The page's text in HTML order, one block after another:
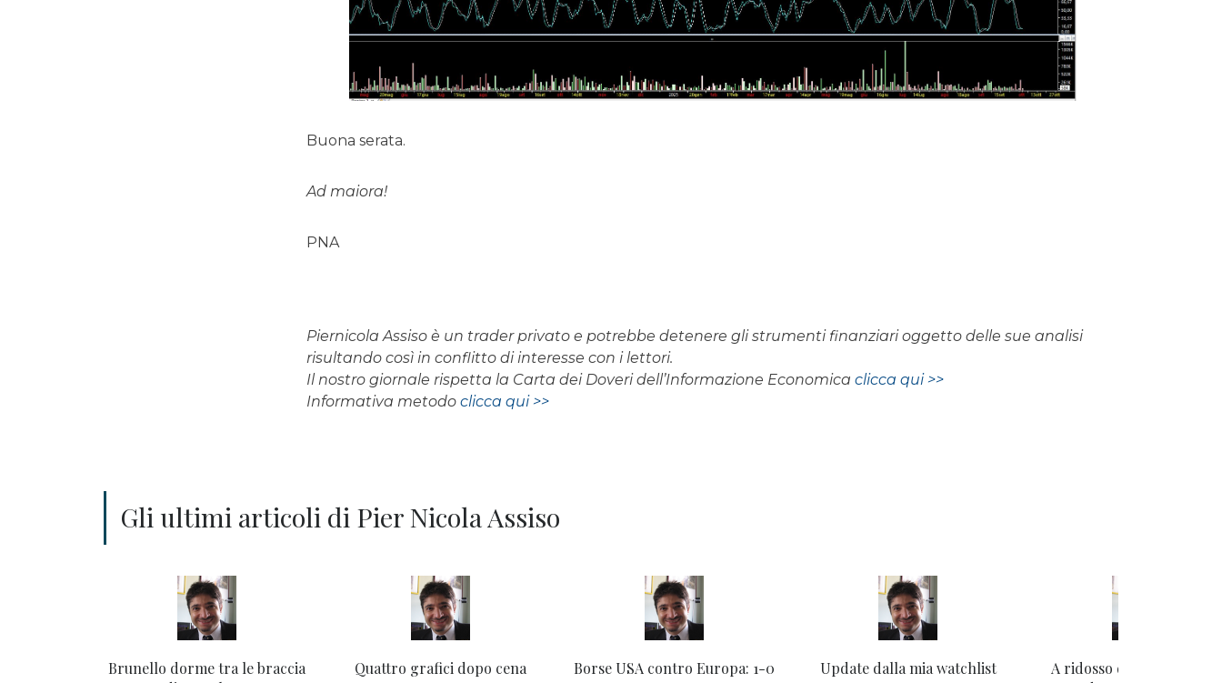
Buona serata.
Ad maiora!
PNA
Piernicola Assiso è un trader privato e potrebbe detenere gli strumenti finanziari oggetto delle sue analisi
risultando così in conflitto di interesse con i lettori.
Il nostro giornale rispetta la Carta dei Doveri dell’Informazione Economicaclicca qui >>
Informativa metodoclicca qui >>
Gli ultimi articoli di Pier Nicola Assiso
Brunello dorme tra le braccia
Quattro grafici dopo cena Borse USA contro Europa: 1-0 Update dalla mia watchlist
A ridosso della settimana